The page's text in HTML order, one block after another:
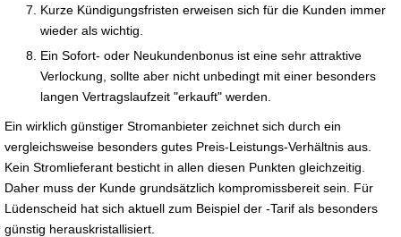
Kurze Kündigungsfristen erweisen sich für die Kunden immer
wieder als wichtig.
Ein Sofort- oder Neukundenbonus ist eine sehr attraktive
Verlockung, sollte aber nicht unbedingt mit einer besonders
langen Vertragslaufzeit "erkauft" werden.
Ein wirklich günstiger Stromanbieter zeichnet sich durch ein
vergleichsweise besonders gutes Preis-Leistungs-Verhältnis aus.
Kein Stromlieferant besticht in allen diesen Punkten gleichzeitig.
Daher muss der Kunde grundsätzlich kompromissbereit sein. Für
Lüdenscheid hat sich aktuell zum Beispiel der -Tarif als besonders
günstig herauskristallisiert.